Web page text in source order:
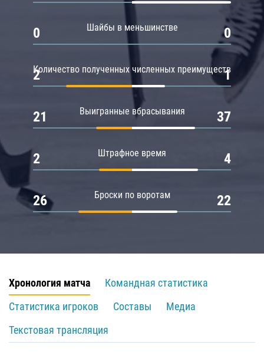
Шайбы в меньшинстве
0 0
Количество полученных численных преимуществ
2 1
Выигранные вбрасывания
21 37
Штрафное время
2 4
Броски по воротам
26 22
Хронология матча
Командная статистика
Статистика игроков
Составы
Медиа
Текстовая трансляция